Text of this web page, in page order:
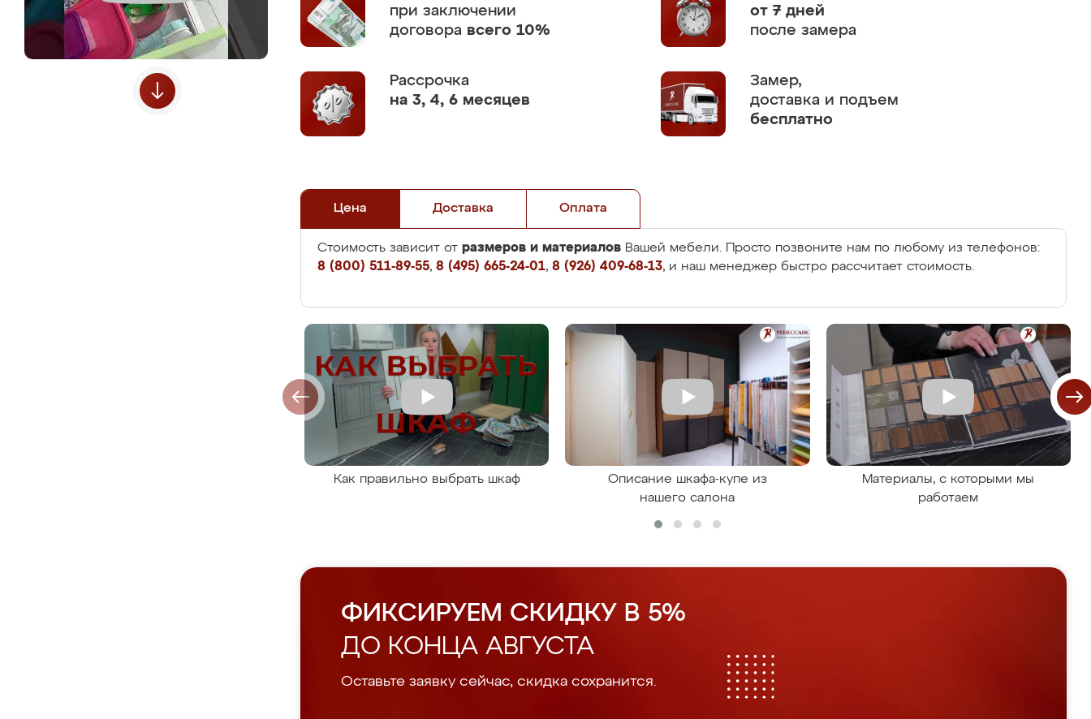
при заключении
договора всего 10%
от 7 дней
после замера
Рассрочка
на 3, 4, 6 месяцев
Замер,
доставка и подъем
бесплатно
Цена Доставка Оплата
Стоимость зависит от размеров и материалов Вашей мебели. Просто позвоните нам по любому из телефонов:
8 (800) 511-89-55, 8 (495) 665-24-01, 8 (926) 409-68-13, и наш менеджер быстро рассчитает стоимость.
Как правильно выбрать шкаф
Описание шкафа-купе из
нашего салона
Материалы, с которыми мы
работаем
ФИКСИРУЕМ СКИДКУ В 5%
ДО КОНЦА АВГУСТА
Оставьте заявку сейчас, скидка сохранится.